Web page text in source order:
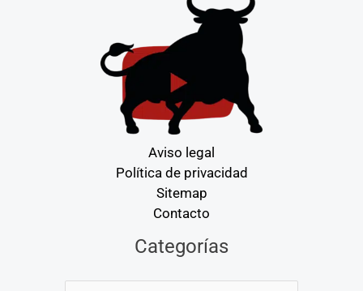
Aviso legal
Política de privacidad
Sitemap
Contacto
Categorías